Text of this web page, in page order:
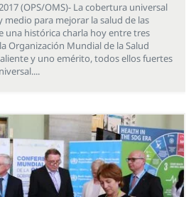
(OPS/OMS)- La cobertura universal
para mejorar la salud de las
una histórica charla hoy entre tres
Organización Mundial de la Salud
y uno emérito, todos ellos fuertes